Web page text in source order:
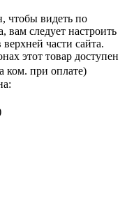
чтобы видеть по
вам следует настроить
части сайта.
этот товар доступен
ком. при оплате)